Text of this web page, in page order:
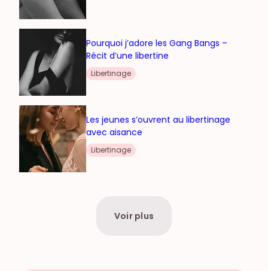
Pourquoi j’adore les Gang Bangs –
Récit d’une libertine
Libertinage
Les jeunes s’ouvrent au libertinage
avec aisance
Libertinage
Voir plus